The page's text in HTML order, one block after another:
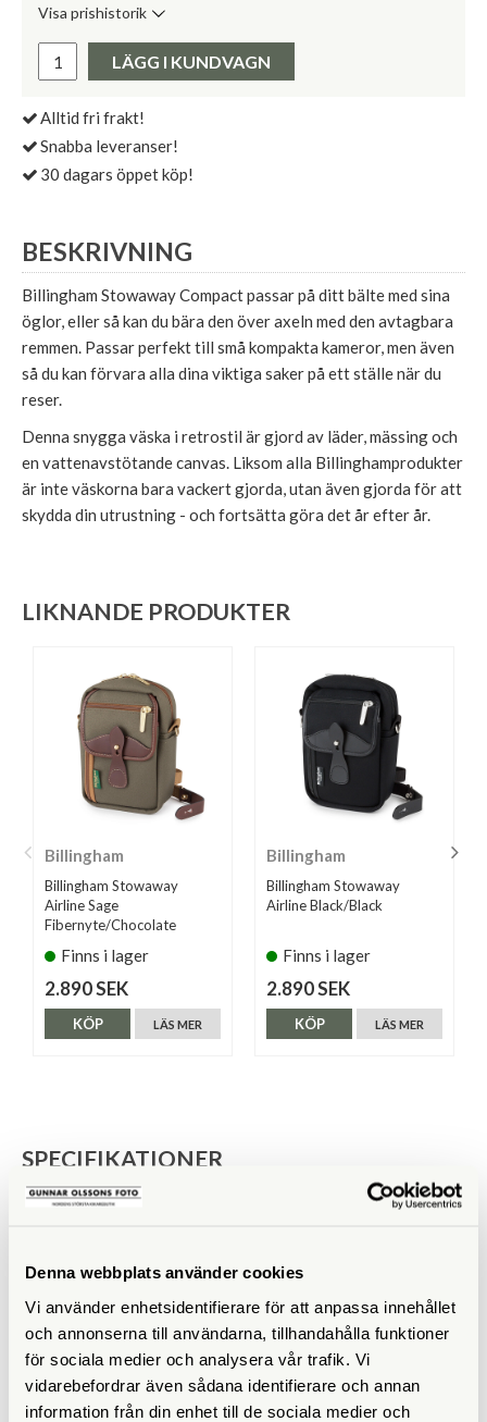
Denna webbplats använder cookies
Vi använder enhetsidentifierare för att anpassa innehållet
och annonserna till användarna, tillhandahålla funktioner
för sociala medier och analysera vår trafik. Vi
vidarebefordrar även sådana identifierare och annan
information från din enhet till de sociala medier och
Visa prishistorik
Pris:
LÄGG I KUNDVAGN
Alltid fri frakt!
Snabba leveranser!
30 dagars öppet köp!
BESKRIVNING
Billingham Stowaway Compact passar på ditt bälte med sina
öglor, eller så kan du bära den över axeln med den avtagbara
remmen. Passar perfekt till små kompakta kameror, men även
så du kan förvara alla dina viktiga saker på ett ställe när du
reser.
Denna snygga väska i retrostil är gjord av läder, mässing och
en vattenavstötande canvas. Liksom alla Billinghamprodukter
är inte väskorna bara vackert gjorda, utan även gjorda för att
skydda din utrustning - och fortsätta göra det år efter år.
LIKNANDE PRODUKTER
Billingham
Billingham Stowaway
Airline Sage
Fibernyte/Chocolate
Finns i lager
2.890 SEK
LÄS MER
KÖP
Billingham
Billingham Stowaway
Airline Black/Black
Finns i lager
2.890 SEK
LÄS MER
KÖP
SPECIFIKATIONER
Yttermått (cm)
Vikt (g) 490
Rymmer
Datorfack